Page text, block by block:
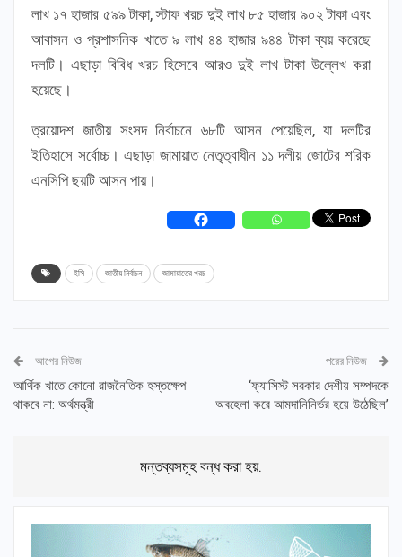
লাখ ১৭ হাজার ৫৯৯ টাকা, স্টাফ খরচ দুই লাখ ৮৫ হাজার ৯০২ টাকা এবং
আবাসন ও প্রশাসনিক খাতে ৯ লাখ ৪৪ হাজার ৯৪৪ টাকা ব্যয় করেছে
দলটি। এছাড়া বিবিধ খরচ হিসেবে আরও দুই লাখ টাকা উল্লেখ করা
হয়েছে।
ত্রয়োদশ জাতীয় সংসদ নির্বাচনে ৬৮টি আসন পেয়েছিল, যা দলটির
ইতিহাসে সর্বোচ্চ। এছাড়া জামায়াত নেতৃত্বাধীন ১১ দলীয় জোটের শরিক
এনসিপি ছয়টি আসন পায়।
ইসি জাতীয় নির্বাচন জামায়াতের খরচ
আগের নিউজ
আর্থিক খাতে কোনো রাজনৈতিক হস্তক্ষেপ
থাকবে না: অর্থমন্ত্রী
পরের নিউজ
‘ফ্যাসিস্ট সরকার দেশীয় সম্পদকে
অবহেলা করে আমদানিনির্ভর হয়ে উঠেছিল’
মন্তব্যসমূহ বন্ধ করা হয়.